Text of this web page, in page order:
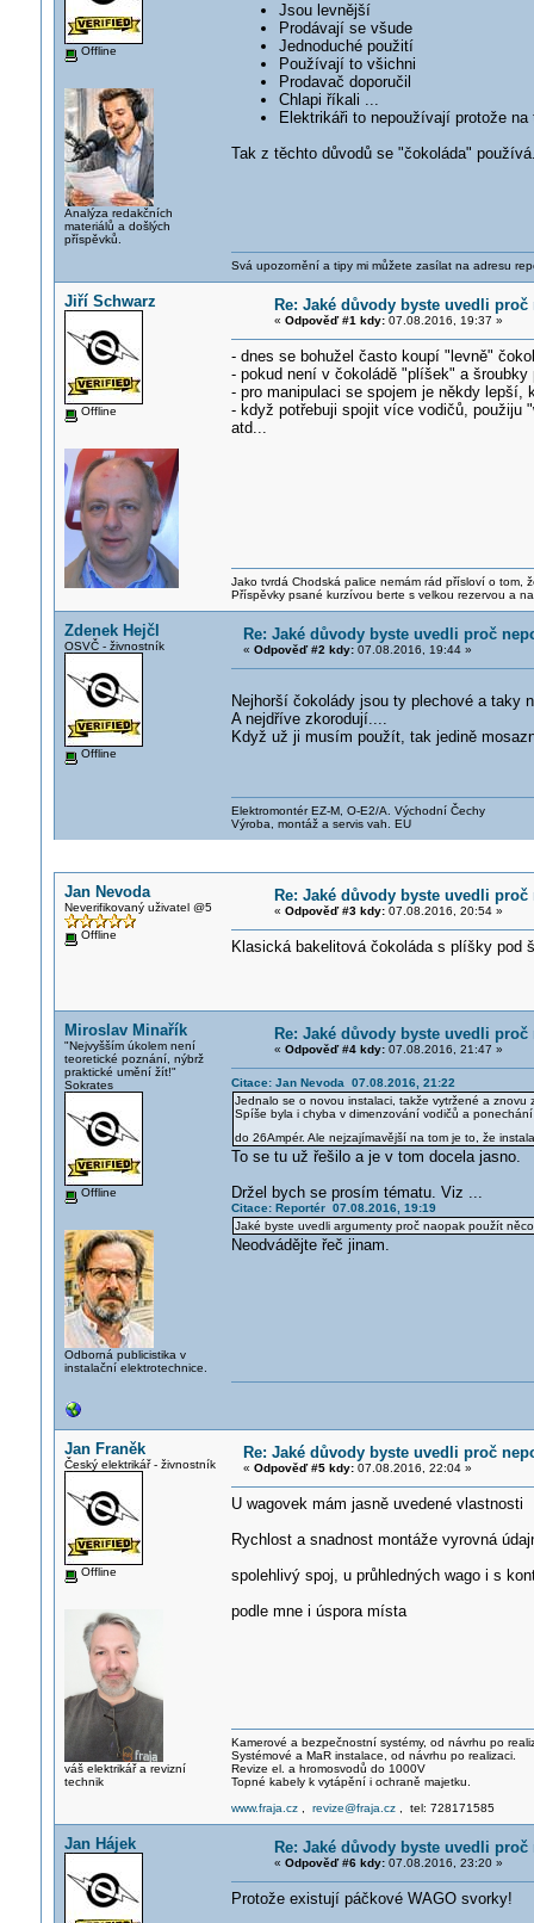
Offline
Analýza redakčních
materiálů a došlých
příspěvků.
Jsou levnější
Prodávají se všude
Jednoduché použití
Používají to všichni
Prodavač doporučil
Chlapi říkali ...
Elektrikáři to nepoužívají protože
Tak z těchto důvodů se "čokoláda"
Svá upozornění a tipy mi můžete zasílat na adresu
Jiří Schwarz
Offline
Re: Jaké důvody byste uvedli
« Odpověď #1 kdy:07.08.2016, 19:37 »
- dnes se bohužel často koupí "levně"
- pokud není v čokoládě "plíšek" a
- pro manipulaci se spojem je někdy lepší,
- když potřebuji spojit více vodičů, použiju
atd...
Jako tvrdá Chodská palice nemám rád přísloví o tom,
Příspěvky psané kurzívou berte s velkou rezervou a
Zdenek Hejčl
OSVČ - živnostník
Offline
Re: Jaké důvody byste uvedli proč
« Odpověď #2 kdy:07.08.2016, 19:44 »
Nejhorší čokolády jsou ty plechové a taky
A nejdříve zkorodují....
Když už ji musím použít, tak jedině
Elektromontér EZ-M, O-E2/A. Východní Čechy
Výroba, montáž a servis vah. EU
Jan Nevoda
Neverifikovaný uživatel @5
Offline
Re: Jaké důvody byste uvedli
« Odpověď #3 kdy:07.08.2016, 20:54 »
Klasická bakelitová čokoláda s plíšky pod
Miroslav Minařík
"Nejvyšším úkolem není
teoretické poznání, nýbrž
praktické umění žít!"
Sokrates
Offline
Odborná publicistika v
instalační elektrotechnice.
Re: Jaké důvody byste uvedli
« Odpověď #4 kdy:07.08.2016, 21:47 »
Citace: Jan Nevoda 07.08.2016, 21:22
Jednalo se o novou instalaci, takže vytržené a
Spíše byla i chyba v dimenzování vodičů a
do 26Ampér. Ale nejzajímavější na tom je to, že
To se tu už řešilo a je v tom docela jasno.
Držel bych se prosím tématu. Viz ...
Citace: Reportér 07.08.2016, 19:19
Jaké byste uvedli argumenty proč naopak použít
Neodvádějte řeč jinam.
Jan Franěk
Český elektrikář - živnostník
Offline
váš elektrikář a revizní
technik
Re: Jaké důvody byste uvedli proč
« Odpověď #5 kdy:07.08.2016, 22:04 »
U wagovek mám jasně uvedené vlastnosti
Rychlost a snadnost montáže vyrovná
spolehlivý spoj, u průhledných wago i s
podle mne i úspora místa
Kamerové a bezpečnostní systémy, od návrhu po
Systémové a MaR instalace, od návrhu po realizaci.
Revize el. a hromosvodů do 1000V
Topné kabely k vytápění i ochraně majetku.
www.fraja.cz, revize@fraja.cz, tel: 728171585
Jan Hájek Re: Jaké důvody byste uvedli
« Odpověď #6 kdy:07.08.2016, 23:20 »
Protože existují páčkové WAGO svorky!